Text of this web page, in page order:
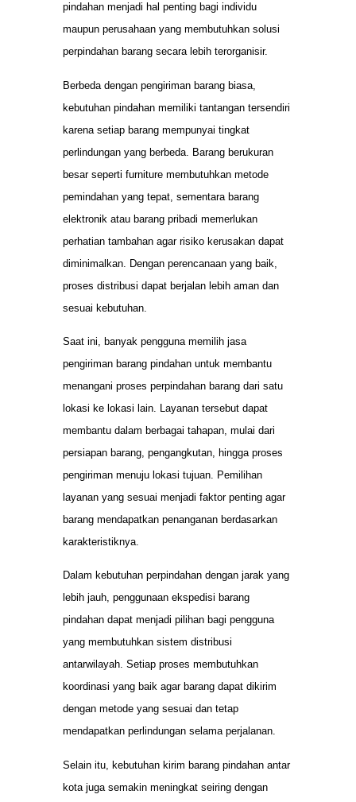
pindahan menjadi hal penting bagi individu
maupun perusahaan yang membutuhkan solusi
perpindahan barang secara lebih terorganisir.
Berbeda dengan pengiriman barang biasa,
kebutuhan pindahan memiliki tantangan tersendiri
karena setiap barang mempunyai tingkat
perlindungan yang berbeda. Barang berukuran
besar seperti furniture membutuhkan metode
pemindahan yang tepat, sementara barang
elektronik atau barang pribadi memerlukan
perhatian tambahan agar risiko kerusakan dapat
diminimalkan. Dengan perencanaan yang baik,
proses distribusi dapat berjalan lebih aman dan
sesuai kebutuhan.
Saat ini, banyak pengguna memilih jasa
pengiriman barang pindahan untuk membantu
menangani proses perpindahan barang dari satu
lokasi ke lokasi lain. Layanan tersebut dapat
membantu dalam berbagai tahapan, mulai dari
persiapan barang, pengangkutan, hingga proses
pengiriman menuju lokasi tujuan. Pemilihan
layanan yang sesuai menjadi faktor penting agar
barang mendapatkan penanganan berdasarkan
karakteristiknya.
Dalam kebutuhan perpindahan dengan jarak yang
lebih jauh, penggunaan ekspedisi barang
pindahan dapat menjadi pilihan bagi pengguna
yang membutuhkan sistem distribusi
antarwilayah. Setiap proses membutuhkan
koordinasi yang baik agar barang dapat dikirim
dengan metode yang sesuai dan tetap
mendapatkan perlindungan selama perjalanan.
Selain itu, kebutuhan kirim barang pindahan antar
kota juga semakin meningkat seiring dengan